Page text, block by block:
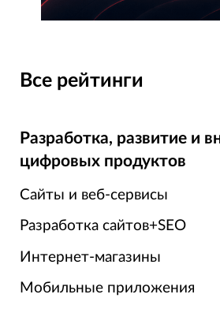
Все рейтинги
Разработка, развитие и
цифровых продуктов
Сайты и веб-сервисы
Разработка сайтов+SEO
Интернет-магазины
Мобильные приложения